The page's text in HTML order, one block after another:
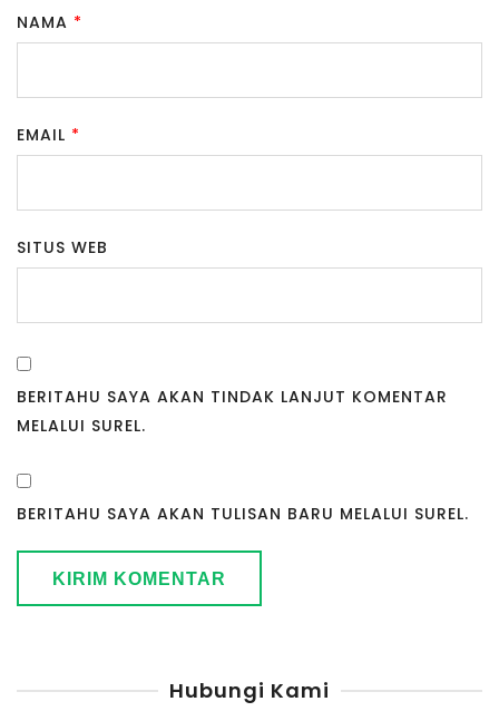
NAMA *
EMAIL *
SITUS WEB
BERITAHU SAYA AKAN TINDAK LANJUT KOMENTAR
MELALUI SUREL.
BERITAHU SAYA AKAN TULISAN BARU MELALUI SUREL.
Hubungi Kami